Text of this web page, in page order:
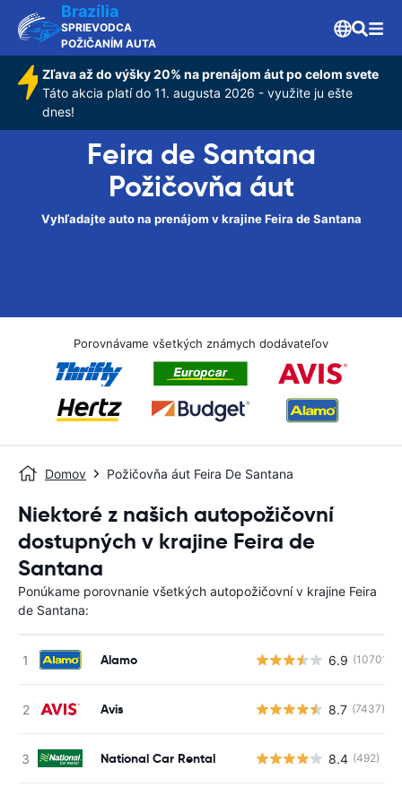
Brazília
SPRIEVODCA
POŽIČANÍM AUTA
Zľava až do výšky 20% na prenájom áut po celom svete
Táto akcia platí do 11. augusta 2026 - využite ju ešte
dnes!
Feira de Santana
Požičovňa áut
Vyhľadajte auto na prenájom v krajine Feira de Santana
Porovnávame všetkých známych dodávateľov
Domov Požičovňa áut Feira De Santana
Niektoré z našich autopožičovní
dostupných v krajine Feira de
Santana
Ponúkame porovnanie všetkých autopožičovní v krajine Feira
de Santana:
Alamo 6.9 (10701)
Avis 8.7 (7437)
National Car Rental 8.4 (492)